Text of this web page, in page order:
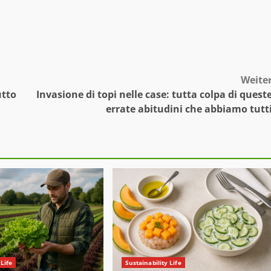
Invasione di topi nelle case: tutta colpa di
errate abitudini che abbiamo tutti
Sustainability Life